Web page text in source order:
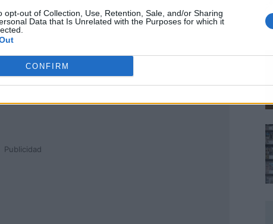
opt-out of Collection, Use, Retention, Sale, and/or Sharing
Data that Is Unrelated with the Purposes for which it
CONFIRM
Publicidad